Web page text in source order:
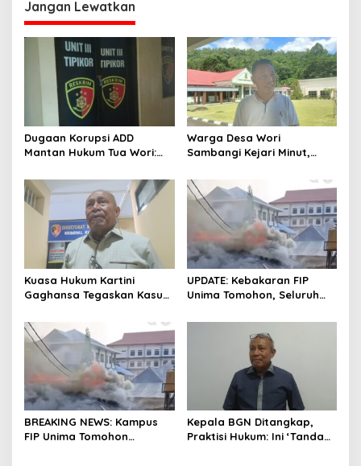
Jangan Lewatkan
Dugaan Korupsi ADD
Mantan Hukum Tua Wori:
Hasil Audit Inspektorat
Warga Desa Wori
Sambangi Kejari Minut,
Laporan Dugaan Korupsi
Dana Desa
Kuasa Hukum Kartini
Gaghansa Tegaskan Kasus
Buktikan Dua Alat Bukti Sah
UPDATE: Kebakaran FIP
Unima Tomohon, Seluruh
Terbakar
BREAKING NEWS: Kampus
FIP Unima Tomohon
Kepala BGN Ditangkap,
Praktisi Hukum: Ini ‘Tanda